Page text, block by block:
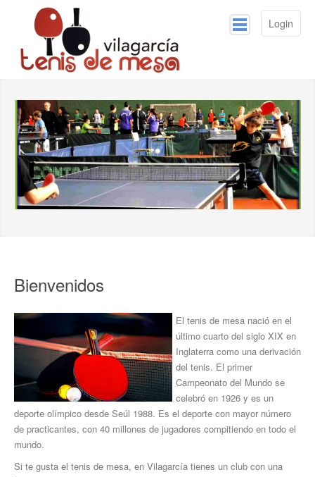
Login
Competiciones
Noticias
Galería
Contacto
Bienvenidos
El tenis de mesa nació en el
último cuarto del siglo XIX en
Inglaterra como una derivación
del tenis. El primer
Campeonato del Mundo se
celebró en 1926 y es un
deporte olímpico desde Seúl 1988. Es el deporte con mayor número
de practicantes, con 40 millones de jugadores compitiendo en todo el
mundo.
Si te gusta el tenis de mesa, en Vilagarcía tienes un club con una